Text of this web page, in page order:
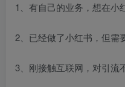
1、有自己的业务，想在小
2、已经做了小红书，但需
3、刚接触互联网，对引流